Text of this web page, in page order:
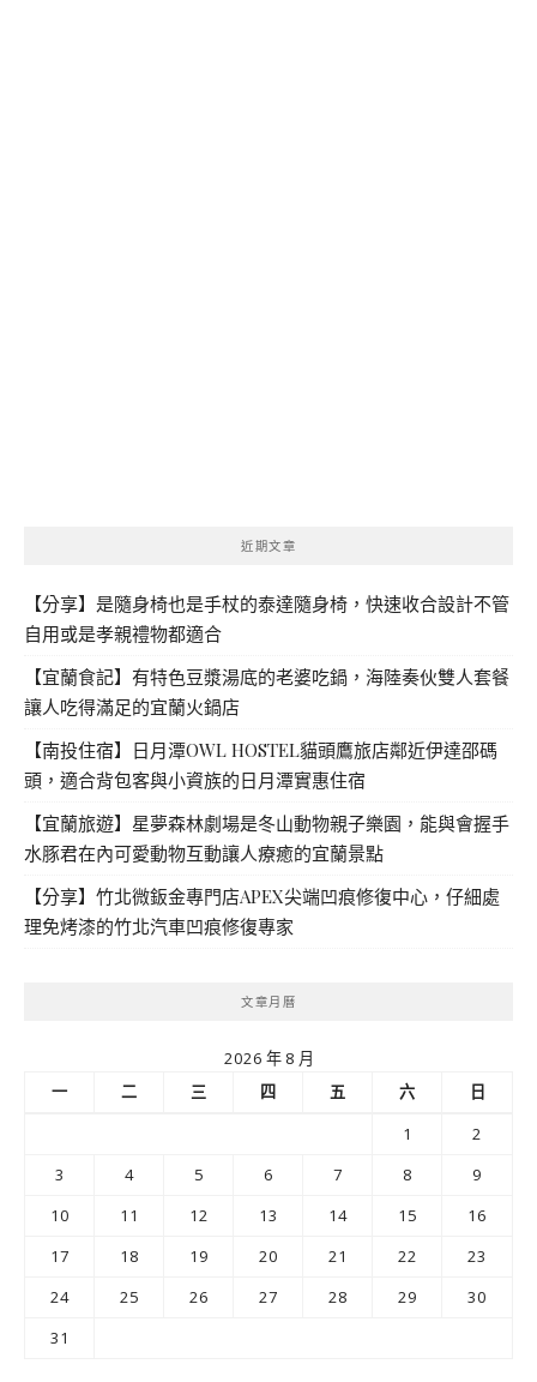
近期文章
【分享】是隨身椅也是手杖的泰達隨身椅，快速收合設計不管
自用或是孝親禮物都適合
【宜蘭食記】有特色豆漿湯底的老婆吃鍋，海陸奏伙雙人套餐
讓人吃得滿足的宜蘭火鍋店
【南投住宿】日月潭OWL HOSTEL貓頭鷹旅店鄰近伊達邵碼
頭，適合背包客與小資族的日月潭實惠住宿
【宜蘭旅遊】星夢森林劇場是冬山動物親子樂園，能與會握手
水豚君在內可愛動物互動讓人療癒的宜蘭景點
【分享】竹北微鈑金專門店APEX尖端凹痕修復中心，仔細處
理免烤漆的竹北汽車凹痕修復專家
文章月曆
2026 年 8 月
一
二 三 四 五 六
日
1
2
3
4 5 6 7 8
9
10
11 12 13 14 15
16
17
18 19 20 21 22
23
24
25 26 27 28 29
30
31